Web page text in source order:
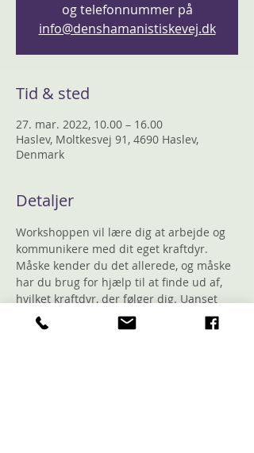
og telefonnummer på
info@denshamanistiskevej.dk
Tid & sted
27. mar. 2022, 10.00 – 16.00
Haslev, Moltkesvej 91, 4690 Haslev,
Denmark
Detaljer
Workshoppen vil lære dig at arbejde og
kommunikere med dit eget kraftdyr.
Måske kender du det allerede, og måske
har du brug for hjælp til at finde ud af,
hvilket kraftdyr, der følger dig. Uanset
udgangspunktet er du velkommen i
denne workshop.